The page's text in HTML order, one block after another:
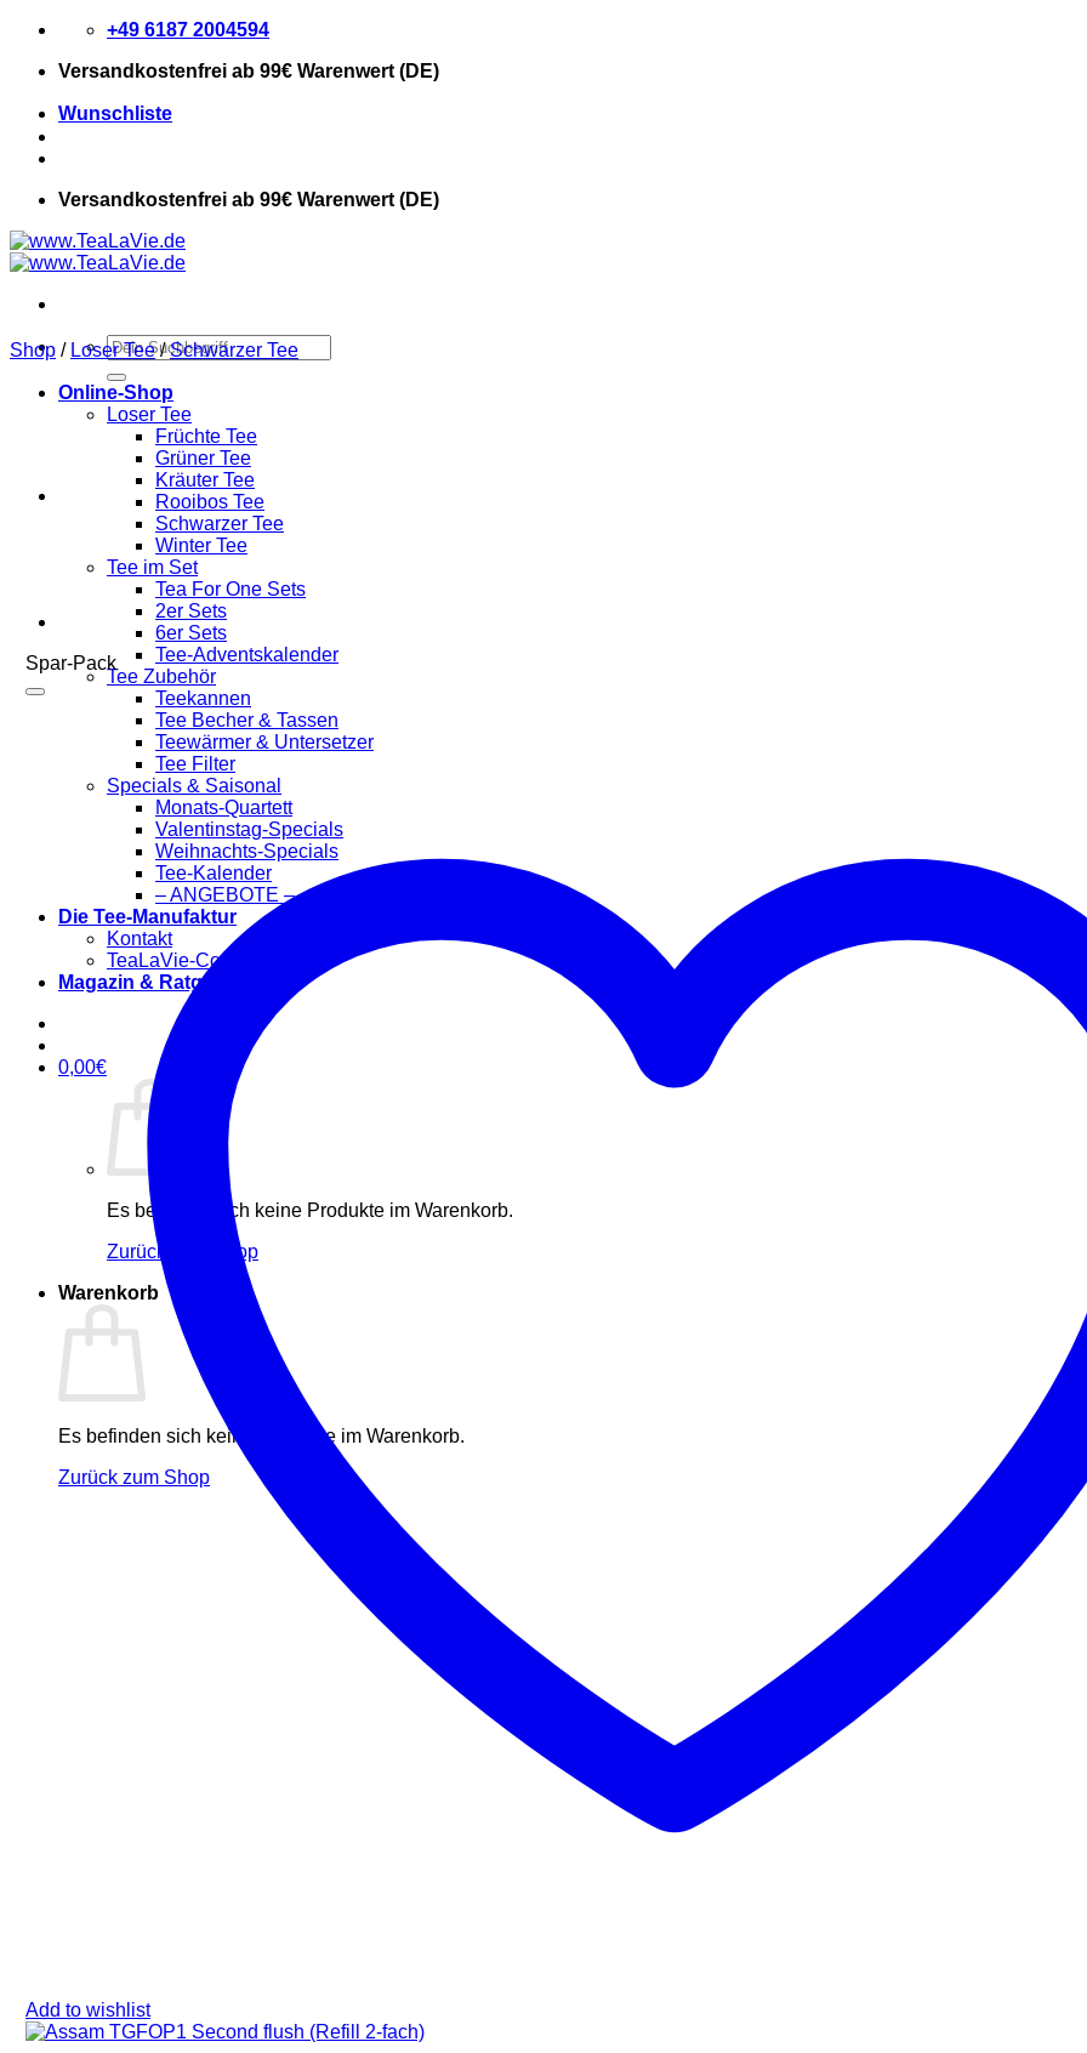
Zum
springen
+49 6187 2004594
Versandkostenfrei ab 99€ Warenwert (DE)
Wunschliste
Versandkostenfrei ab 99€ Warenwert (DE)
Suchen
nach:
Online-Shop
Loser Tee
Früchte Tee
Grüner Tee
Kräuter Tee
Rooibos Tee
Schwarzer Tee
Winter Tee
Tee im Set
Tea For One Sets
2er Sets
6er Sets
Tee-Adventskalender
Tee Zubehör
Teekannen
Tee Becher & Tassen
Teewärmer & Untersetzer
Tee Filter
Specials & Saisonal
Monats-Quartett
Valentinstag-Specials
Weihnachts-Specials
Tee-Kalender
– ANGEBOTE –
Die Tee-Manufaktur
Kontakt
TeaLaVie-Community
Magazin & Ratgeber
0,00€
Es befinden sich keine Produkte im Warenkorb.
Zurück zum Shop
Warenkorb
Es befinden sich keine Produkte im Warenkorb.
Zurück zum Shop
Shop / Loser Tee / Schwarzer Tee
Spar-Pack
Add to wishlist